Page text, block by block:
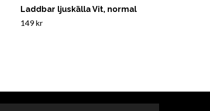
Laddbar ljuskälla Vit, normal
149 kr